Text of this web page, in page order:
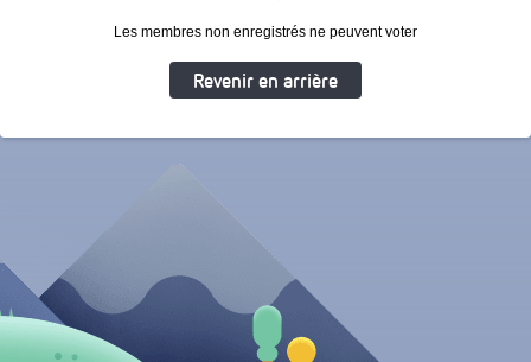
Les membres non enregistrés ne peuvent voter
Revenir en arrière